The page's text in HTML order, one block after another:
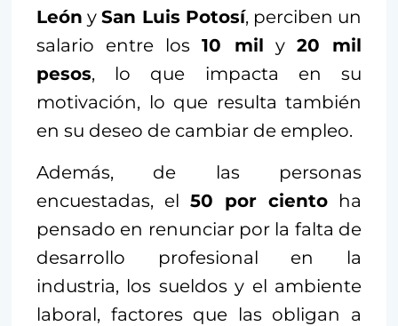
León ySan Luis Potosí, perciben un
salario entre los10 mil y 20 mil
pesos, lo que impacta en su
motivación, lo que resulta también
en su deseo de cambiar de empleo.
Además, de las personas
encuestadas, el 50 por ciento ha
pensado en renunciar por la falta de
desarrollo profesional en la
industria, los sueldos y el ambiente
laboral, factores que las obligan a